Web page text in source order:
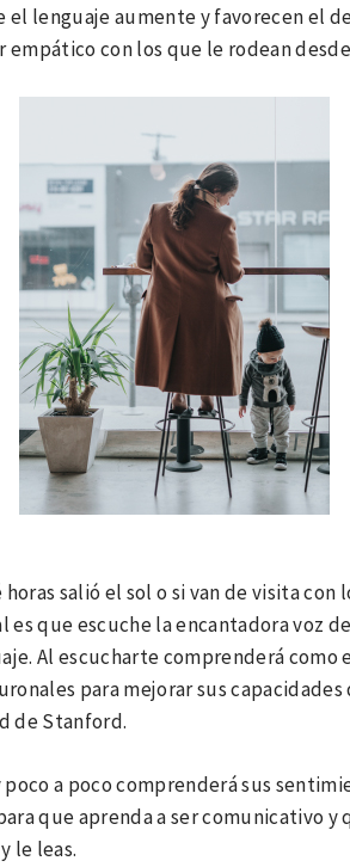
el lenguaje aumente y favorecen el
con los que le rodean
salió el sol o si van de visita
que escuche la encantadora voz
Al escucharte comprenderá como
para mejorar sus
de Stanford.
a poco comprenderá sus
que aprenda a ser comunicativo
le leas.